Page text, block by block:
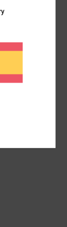
30%